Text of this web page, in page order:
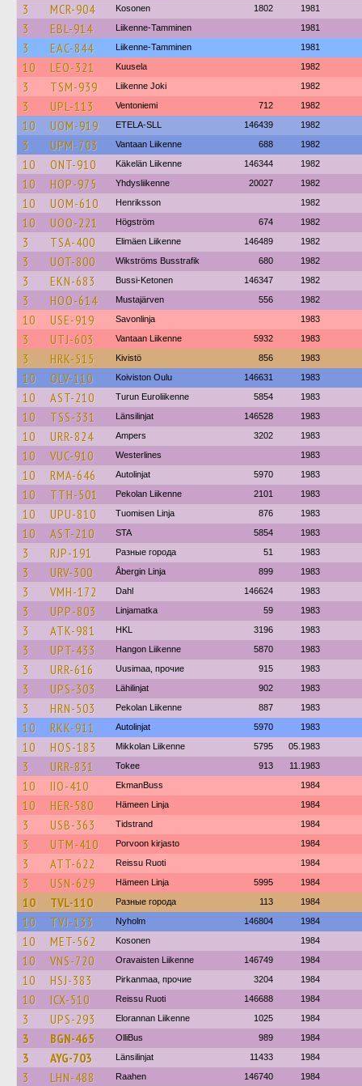
3 MCR-904 Kosonen 1802 1981
3 EBL-914 Liikenne-Tamminen 1981
3 EAC-844 Liikenne-Tamminen 1981
10 LEO-321 Kuusela 1982
3 TSM-939 Liikenne Joki 1982
3 UPL-113 Ventoniemi 712 1982
10 UOM-919 ETELA-SLL 146439 1982
3 UPM-703 Vantaan Liikenne 688 1982
10 ONT-910 Käkelän Liikenne 146344 1982
10 HOP-975 Yhdysliikenne 20027 1982
10 UOM-610 Henriksson 1982
10 UOO-221 Högström 674 1982
3 TSA-400 Elimäen Liikenne 146489 1982
3 UOT-800 Wikströms Busstrafik 680 1982
3 EKN-683 Bussi-Ketonen 146347 1982
3 HOO-614 Mustajärven 556 1982
10 USE-919 Savonlinja 1983
3 UTJ-603 Vantaan Liikenne 5932 1983
3 HRK-515 Kivistö 856 1983
10 OLV-110 Koiviston Oulu 146631 1983
10 AST-210 Turun Euroliikenne 5854 1983
10 TSS-331 Länsilinjat 146528 1983
10 URR-824 Ampers 3202 1983
10 VUC-910 Westerlines 1983
10 RMA-646 Autolinjat 5970 1983
10 TTH-501 Pekolan Liikenne 2101 1983
10 UPU-810 Tuomisen Linja 876 1983
10 AST-210 STA 5854 1983
3 RJP-191 Разные города 51 1983
3 URV-300 Åbergin Linja 899 1983
3 VMH-172 Dahl 146624 1983
3 UPP-803 Linjamatka 59 1983
3 ATK-981 HKL 3196 1983
3 UPT-433 Hangon Liikenne 5870 1983
3 URR-616 Uusimaa, прочие 915 1983
3 UPS-303 Lähilinjat 902 1983
3 HRN-503 Pekolan Liikenne 887 1983
10 RKK-911 Autolinjat 5970 1983
10 HOS-183 Mikkolan Liikenne 5795 05.1983
3 URR-831 Tokee 913 11.1983
10 IIO-410 EkmanBuss 1984
10 HER-580 Hämeen Linja 1984
3 USB-363 Tidstrand 1984
3 UTM-410 Porvoon kirjasto 1984
3 ATT-622 Reissu Ruoti 1984
3 USN-629 Hämeen Linja 5995 1984
10 TVL-110 Разные города 113 1984
10 TVJ-133 Nyholm 146804 1984
10 MET-562 Kosonen 1984
10 VNS-720 Oravaisten Liikenne 146749 1984
10 HSJ-383 Pirkanmaa, прочие 3204 1984
10 ICX-510 Reissu Ruoti 146688 1984
3 UPS-293 Elorannan Liikenne 1025 1984
3 BGN-465 OlliBus 989 1984
3 AYG-703 Länsilinjat 11433 1984
3 LHN-488 Raahen 146740 1984